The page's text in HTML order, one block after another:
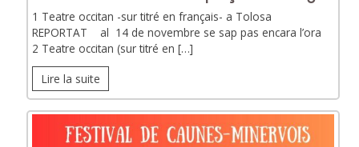
1 Teatre occitan -sur titré en français- a Tolosa
REPORTAT al 14 de novembre se sap pas encara l’ora
2 Teatre occitan (sur titré en […]
Lire la suite